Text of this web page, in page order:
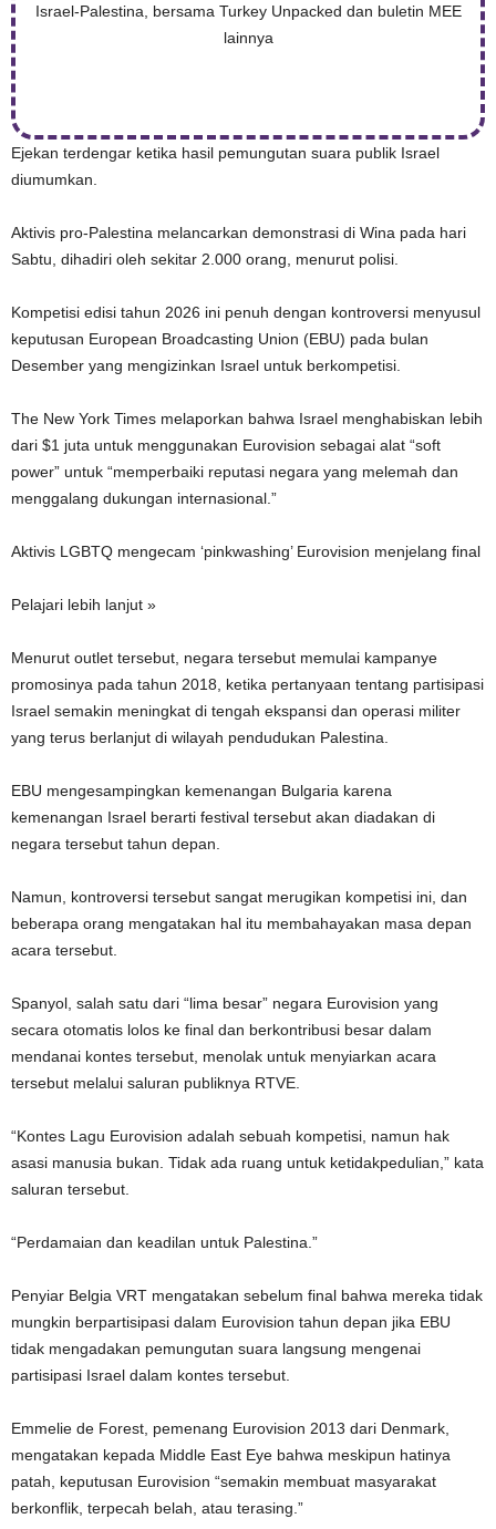
Israel-Palestina, bersama Turkey Unpacked dan buletin MEE
lainnya
Ejekan terdengar ketika hasil pemungutan suara publik Israel
diumumkan.
Aktivis pro-Palestina melancarkan demonstrasi di Wina pada hari
Sabtu, dihadiri oleh sekitar 2.000 orang, menurut polisi.
Kompetisi edisi tahun 2026 ini penuh dengan kontroversi menyusul
keputusan European Broadcasting Union (EBU) pada bulan
Desember yang mengizinkan Israel untuk berkompetisi.
The New York Times melaporkan bahwa Israel menghabiskan lebih
dari $1 juta untuk menggunakan Eurovision sebagai alat “soft
power” untuk “memperbaiki reputasi negara yang melemah dan
menggalang dukungan internasional.”
Aktivis LGBTQ mengecam ‘pinkwashing’ Eurovision menjelang final
Pelajari lebih lanjut »
Menurut outlet tersebut, negara tersebut memulai kampanye
promosinya pada tahun 2018, ketika pertanyaan tentang partisipasi
Israel semakin meningkat di tengah ekspansi dan operasi militer
yang terus berlanjut di wilayah pendudukan Palestina.
EBU mengesampingkan kemenangan Bulgaria karena
kemenangan Israel berarti festival tersebut akan diadakan di
negara tersebut tahun depan.
Namun, kontroversi tersebut sangat merugikan kompetisi ini, dan
beberapa orang mengatakan hal itu membahayakan masa depan
acara tersebut.
Spanyol, salah satu dari “lima besar” negara Eurovision yang
secara otomatis lolos ke final dan berkontribusi besar dalam
mendanai kontes tersebut, menolak untuk menyiarkan acara
tersebut melalui saluran publiknya RTVE.
“Kontes Lagu Eurovision adalah sebuah kompetisi, namun hak
asasi manusia bukan. Tidak ada ruang untuk ketidakpedulian,” kata
saluran tersebut.
“Perdamaian dan keadilan untuk Palestina.”
Penyiar Belgia VRT mengatakan sebelum final bahwa mereka tidak
mungkin berpartisipasi dalam Eurovision tahun depan jika EBU
tidak mengadakan pemungutan suara langsung mengenai
partisipasi Israel dalam kontes tersebut.
Emmelie de Forest, pemenang Eurovision 2013 dari Denmark,
mengatakan kepada Middle East Eye bahwa meskipun hatinya
patah, keputusan Eurovision “semakin membuat masyarakat
berkonflik, terpecah belah, atau terasing.”